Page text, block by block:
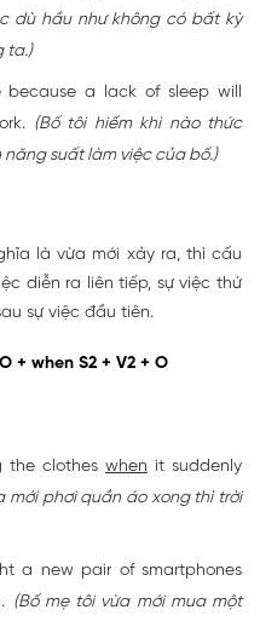
dù hầu như không có bất kỳ
ta.)
a lack of sleep will
(Bố tôi hiếm khi nào thức
suất làm việc của bố.)
là vừa mới xảy ra, thì cấu
diễn ra liên tiếp, sự việc thứ
sự việc đầu tiên.
+ when S2 + V2 + O
the clothes when it suddenly
mới phơi quần áo xong thì trời
a new pair of smartphones
(Bố mẹ tôi vừa mới mua một